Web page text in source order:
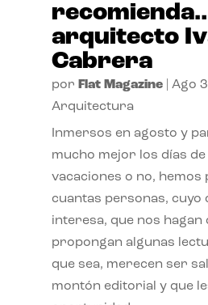
arquitecto
Cabrera
por Flat Magazine| Ago
Arquitectura
Inmersos en agosto y
mucho mejor los días
vacaciones o no, hemos
cuantas personas,
interesa, que nos hagan
propongan algunas
que sea, merecen ser
montón editorial y que